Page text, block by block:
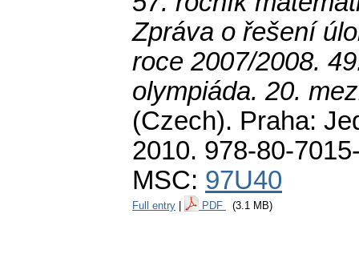
Zpráva o řešení
roce 2007/2008.
olympiáda. 20.
(Czech). Praha:
2010. 978-80-
MSC: 97U40
Full entry PDF (3.1 MB)